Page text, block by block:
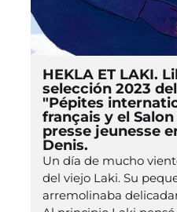
HEKLA ET LAKI.
selección 2023
"Pépites
français y el
presse jeunesse
Denis.
Un día de mucho
del viejo Laki. Su
arremolinaba